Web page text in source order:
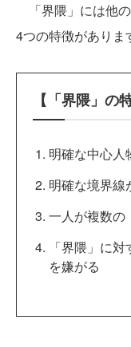
「界隈」には他
4つの特徴がありま
【「界隈」の
明確な中心人
明確な境界線
一人が複数の
「界隈」に
を嫌がる